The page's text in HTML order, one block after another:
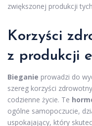
zwiększonej produkcji
Korzyści
z produkcji
Bieganie prowadzi do
szereg korzyści
codzienne życie. Te
ogólne samopoczucie,
uspokajający, który